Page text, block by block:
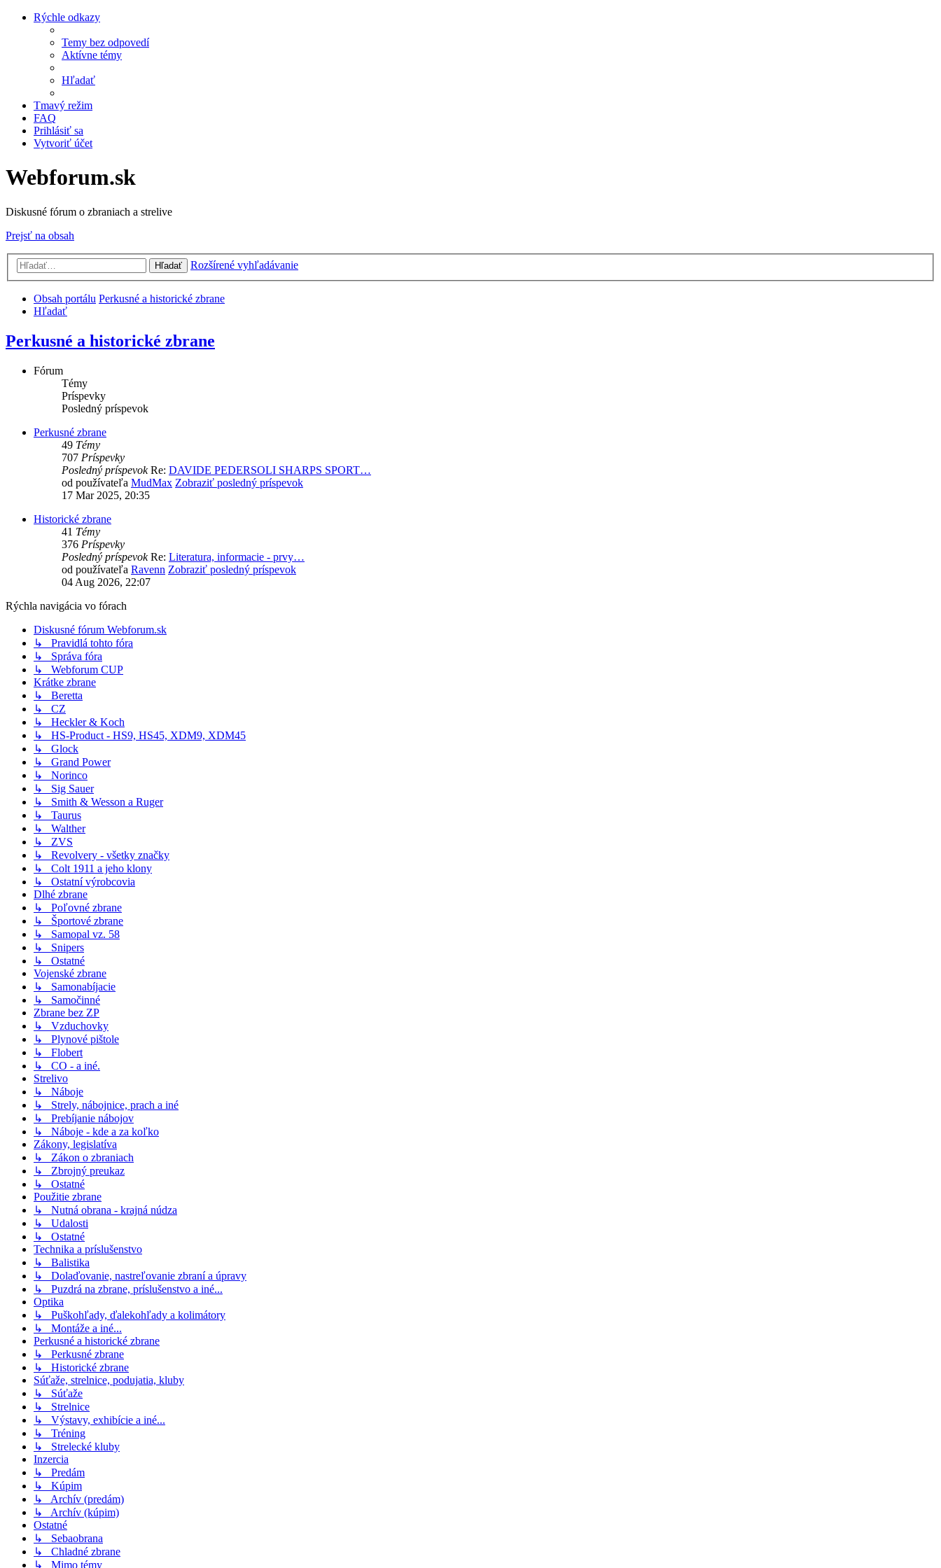
Rýchle odkazy
Temy bez odpovedí
Aktívne témy
Hľadať
Tmavý režim
FAQ
Prihlásiť sa
Vytvoriť účet
Webforum.sk
Diskusné fórum o zbraniach a strelive
Prejsť na obsah
Hľadať Rozšírené vyhľadávanie
Obsah portálu Perkusné a historické zbrane
Hľadať
Perkusné a historické zbrane
Fórum
Témy
Príspevky
Posledný príspevok
Perkusné zbrane
49 Témy
707 Príspevky
Posledný príspevokRe: DAVIDE PEDERSOLI SHARPS SPORT…
od používateľa MudMax Zobraziť posledný príspevok
17 Mar 2025, 20:35
Historické zbrane
41 Témy
376 Príspevky
Posledný príspevokRe: Literatura, informacie - prvy…
od používateľa Ravenn Zobraziť posledný príspevok
04 Aug 2026, 22:07
Rýchla navigácia vo fórach
Diskusné fórum Webforum.sk
↳ Pravidlá tohto fóra
↳ Správa fóra
↳ Webforum CUP
Krátke zbrane
↳ Beretta
↳ CZ
↳ Heckler & Koch
↳ HS-Product - HS9, HS45, XDM9, XDM45
↳ Glock
↳ Grand Power
↳ Norinco
↳ Sig Sauer
↳ Smith & Wesson a Ruger
↳ Taurus
↳ Walther
↳ ZVS
↳ Revolvery - všetky značky
↳ Colt 1911 a jeho klony
↳ Ostatní výrobcovia
Dlhé zbrane
↳ Poľovné zbrane
↳ Športové zbrane
↳ Samopal vz. 58
↳ Snipers
↳ Ostatné
Vojenské zbrane
↳ Samonabíjacie
↳ Samočinné
Zbrane bez ZP
↳ Vzduchovky
↳ Plynové pištole
↳ Flobert
↳ CO - a iné.
Strelivo
↳ Náboje
↳ Strely, nábojnice, prach a iné
↳ Prebíjanie nábojov
↳ Náboje - kde a za koľko
Zákony, legislatíva
↳ Zákon o zbraniach
↳ Zbrojný preukaz
↳ Ostatné
Použitie zbrane
↳ Nutná obrana - krajná núdza
↳ Udalosti
↳ Ostatné
Technika a príslušenstvo
↳ Balistika
↳ Dolaďovanie, nastreľovanie zbraní a úpravy
↳ Puzdrá na zbrane, príslušenstvo a iné...
Optika
↳ Puškohľady, ďalekohľady a kolimátory
↳ Montáže a iné...
Perkusné a historické zbrane
↳ Perkusné zbrane
↳ Historické zbrane
Súťaže, strelnice, podujatia, kluby
↳ Súťaže
↳ Strelnice
↳ Výstavy, exhibície a iné...
↳ Tréning
↳ Strelecké kluby
Inzercia
↳ Predám
↳ Kúpim
↳ Archív (predám)
↳ Archív (kúpim)
Ostatné
↳ Sebaobrana
↳ Chladné zbrane
↳ Mimo témy